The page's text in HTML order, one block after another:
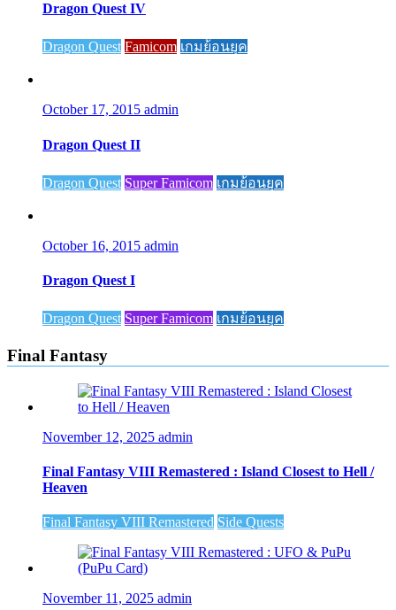
Dragon Quest IV
Dragon Quest Famicom เกมย้อนยุค
October 17, 2015 admin
Dragon Quest II
Dragon Quest Super Famicom เกมย้อนยุค
October 16, 2015 admin
Dragon Quest I
Dragon Quest Super Famicom เกมย้อนยุค
Final Fantasy
November 12, 2025 admin
Final Fantasy VIII Remastered : Island Closest to Hell /
Heaven
Final Fantasy VIII Remastered Side Quests
November 11, 2025 admin